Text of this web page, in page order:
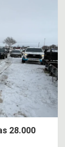
28.000